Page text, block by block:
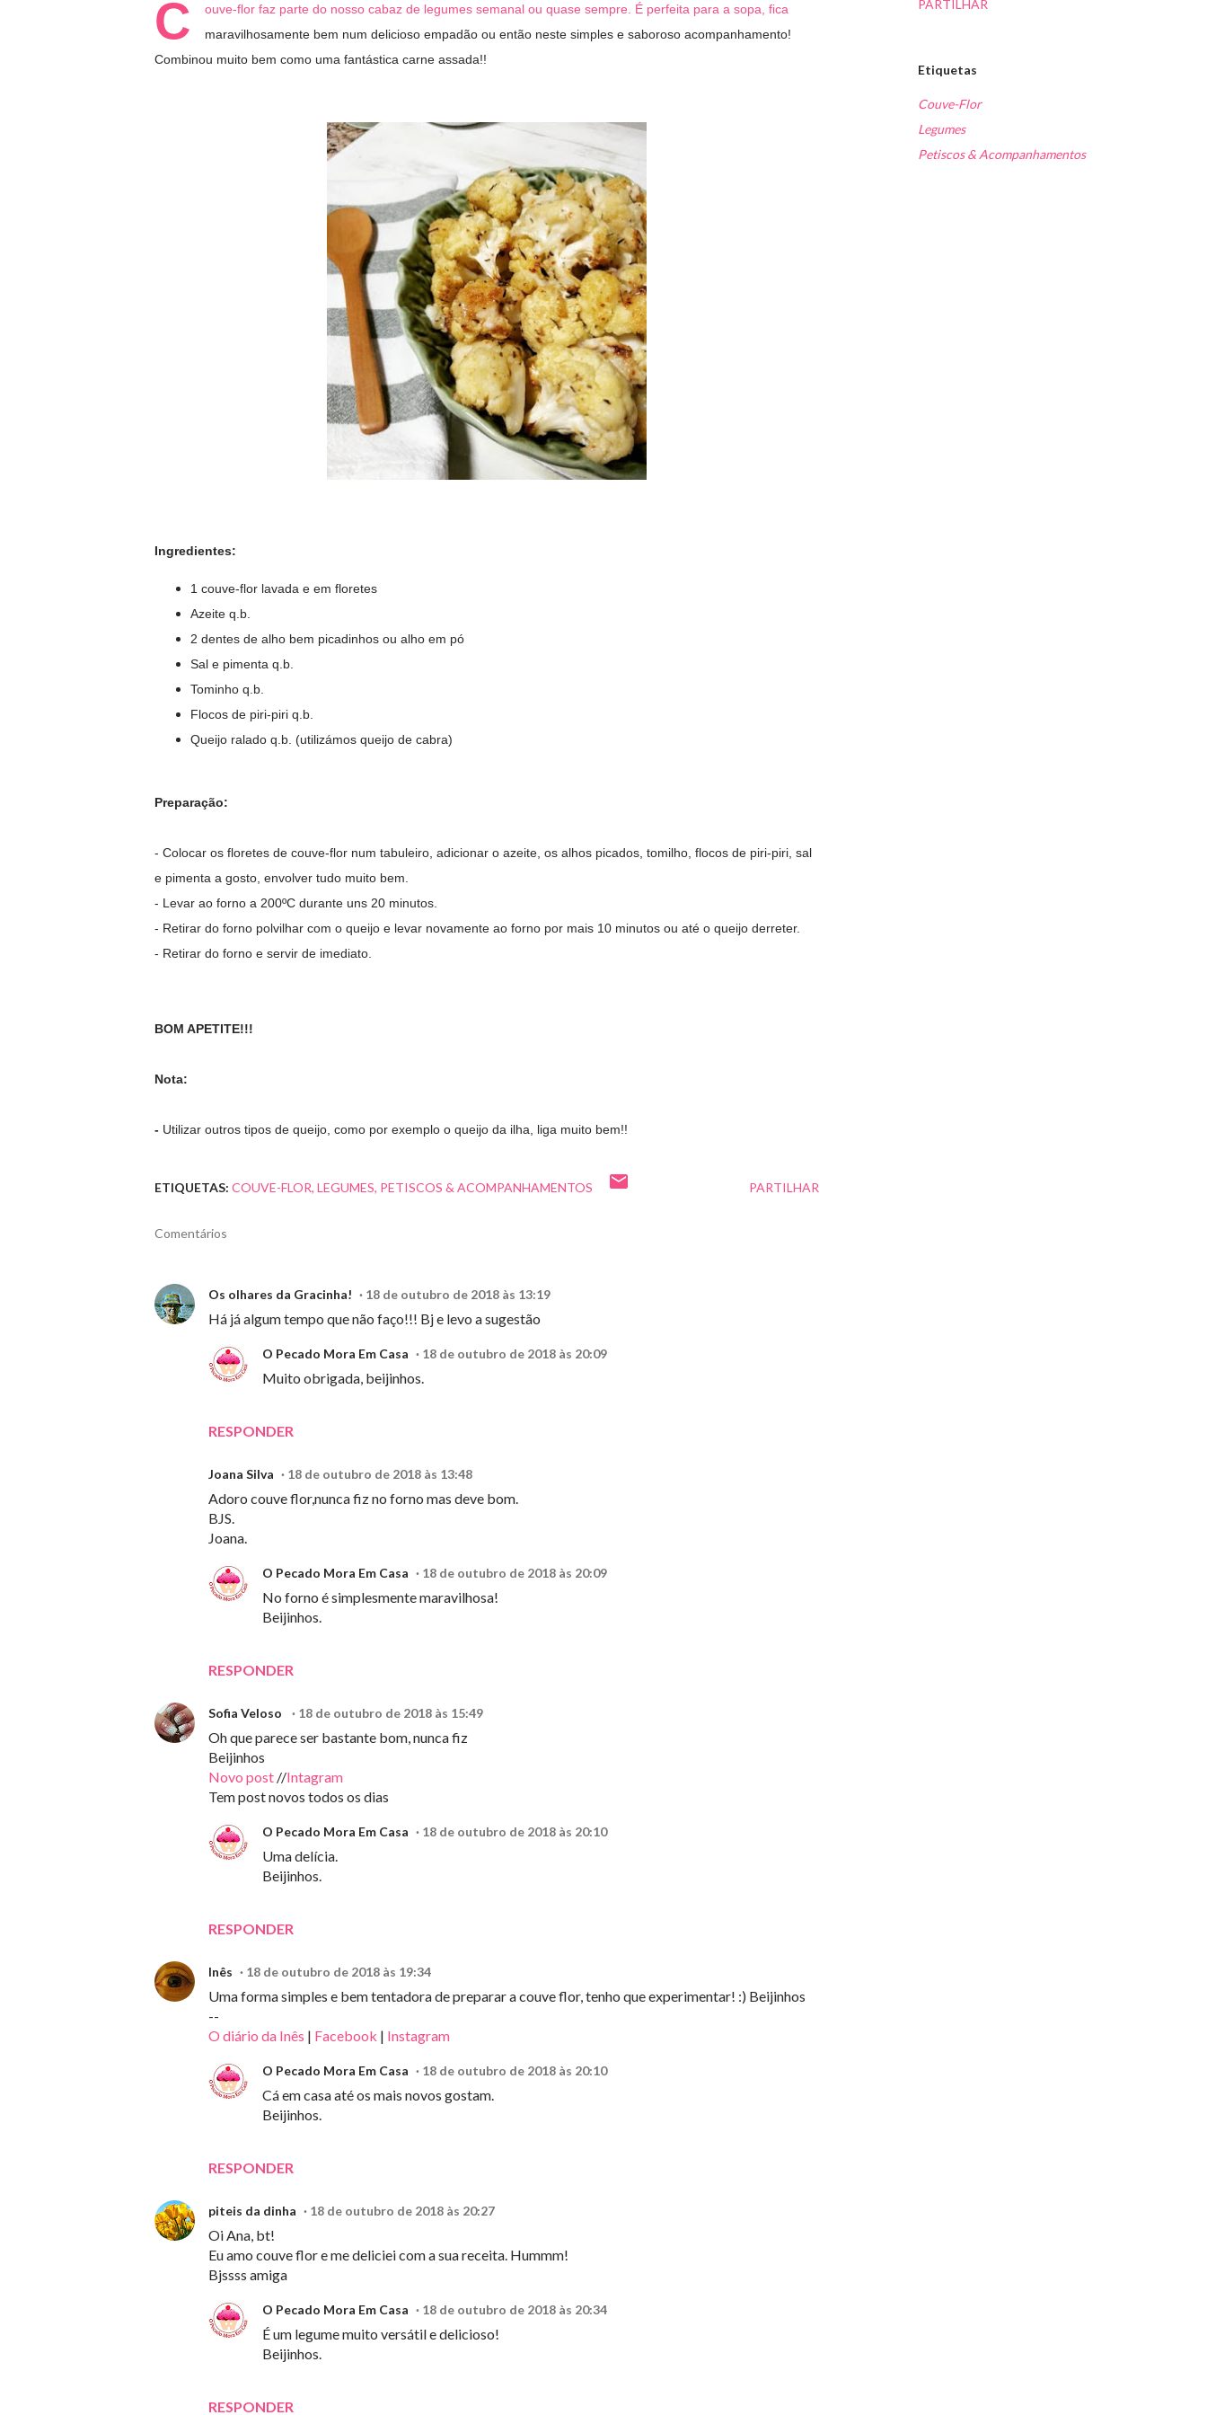
C
ouve-flor faz parte do nosso cabaz de legumes semanal ou quase sempre. É perfeita para a sopa, fica
maravilhosamente bem num delicioso empadão ou então neste simples e saboroso acompanhamento!
Combinou muito bem como uma fantástica carne assada!!
Ingredientes:
1 couve-flor lavada e em floretes
Azeite q.b.
2 dentes de alho bem picadinhos ou alho em pó
Sal e pimenta q.b.
Tominho q.b.
Flocos de piri-piri q.b.
Queijo ralado q.b. (utilizámos queijo de cabra)
Preparação:
- Colocar os floretes de couve-flor num tabuleiro, adicionar o azeite, os alhos picados, tomilho, flocos de piri-piri, sal
e pimenta a gosto, envolver tudo muito bem.
- Levar ao forno a 200ºC durante uns 20 minutos.
- Retirar do forno polvilhar com o queijo e levar novamente ao forno por mais 10 minutos ou até o queijo derreter.
- Retirar do forno e servir de imediato.
BOM APETITE!!!
Nota:
- Utilizar outros tipos de queijo, como por exemplo o queijo da ilha, liga muito bem!!
PARTILHAR
Etiquetas
Couve-Flor
Legumes
Petiscos & Acompanhamentos
ETIQUETAS: COUVE-FLOR LEGUMES PETISCOS & ACOMPANHAMENTOS PARTILHAR
Comentários
Os olhares da Gracinha! 18 de outubro de 2018 às 13:19
Há já algum tempo que não faço!!! Bj e levo a sugestão
RESPONDER
O Pecado Mora Em Casa 18 de outubro de 2018 às 20:09
Muito obrigada, beijinhos.
Joana Silva 18 de outubro de 2018 às 13:48
Adoro couve flor,nunca fiz no forno mas deve bom.
BJS.
Joana.
RESPONDER
O Pecado Mora Em Casa 18 de outubro de 2018 às 20:09
No forno é simplesmente maravilhosa!
Beijinhos.
Sofia Veloso 18 de outubro de 2018 às 15:49
Oh que parece ser bastante bom, nunca fiz
Beijinhos
Novo post //Intagram
Tem post novos todos os dias
RESPONDER
O Pecado Mora Em Casa 18 de outubro de 2018 às 20:10
Uma delícia.
Beijinhos.
Inês 18 de outubro de 2018 às 19:34
Uma forma simples e bem tentadora de preparar a couve flor, tenho que experimentar! :) Beijinhos
--
O diário da Inês | Facebook | Instagram
RESPONDER
O Pecado Mora Em Casa 18 de outubro de 2018 às 20:10
Cá em casa até os mais novos gostam.
Beijinhos.
piteis da dinha 18 de outubro de 2018 às 20:27
Oi Ana, bt!
Eu amo couve flor e me deliciei com a sua receita. Hummm!
Bjssss amiga
RESPONDER
O Pecado Mora Em Casa 18 de outubro de 2018 às 20:34
É um legume muito versátil e delicioso!
Beijinhos.